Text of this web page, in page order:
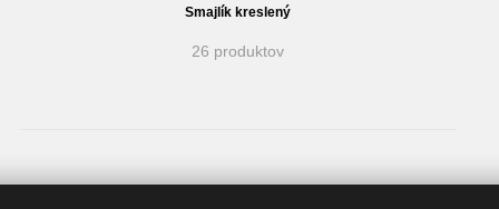
Smajlík kreslený
26 produktov